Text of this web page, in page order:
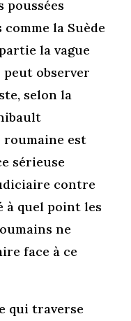
poussées
la Suède
la vague
peut observer
selon la
roumaine est
sérieuse
contre
à quel point les
ne
face à ce
qui traverse